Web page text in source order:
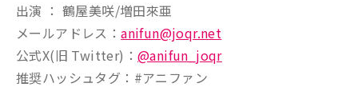
出演 ： 鶴屋美咲/増田來亜
メールアドレス：anifun@joqr.net
公式X(旧 Twitter)： @anifun_joqr
推奨ハッシュタグ：#アニファン